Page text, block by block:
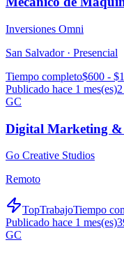
Inversiones Omni
San Salvador · Presencial
Tiempo completo$600 -
Publicado hace 1 mes(es)2
GC
Digital Marketing &
Go Creative Studios
Remoto
TopTrabajoTiempo
Publicado hace 1 mes(es)
GC